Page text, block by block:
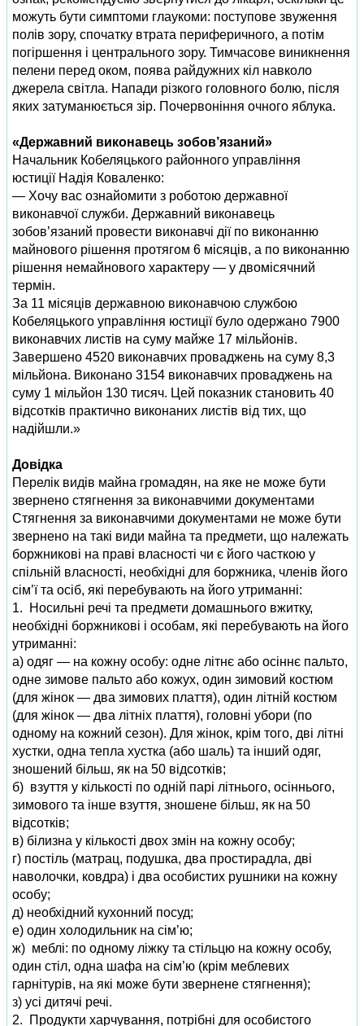
можуть бути симптоми глаукоми: поступове звуження
полів зору, спочатку втрата периферичного, а потім
погіршення і центрального зору. Тимчасове виникнення
пелени перед оком, поява райдужних кіл навколо
джерела світла. Напади різкого головного болю, після
яких затуманюється зір. Почервоніння очного яблука.
«Державний виконавець зобов’язаний»
Начальник Кобеляцького районного управління
юстиції Надія Коваленко:
— Хочу вас ознайомити з роботою державної
виконавчої служби. Державний виконавець
зобов’язаний провести виконавчі дії по виконанню
майнового рішення протягом 6 місяців, а по виконанню
рішення немайнового характеру — у двомісячний
термін.
За 11 місяців державною виконавчою службою
Кобеляцького управління юстиції було одержано 7900
виконавчих листів на суму майже 17 мільйонів.
Завершено 4520 виконавчих проваджень на суму 8,3
мільйона. Виконано 3154 виконавчих проваджень на
суму 1 мільйон 130 тисяч. Цей показник становить 40
відсотків практично виконаних листів від тих, що
надійшли.»
Довідка
Перелік видів майна громадян, на яке не може бути
звернено стягнення за виконавчими документами
Стягнення за виконавчими документами не може бути
звернено на такі види майна та предмети, що належать
боржникові на праві власності чи є його часткою у
спільній власності, необхідні для боржника, членів його
сім’ї та осіб, які перебувають на його утриманні:
1. Носильні речі та предмети домашнього вжитку,
необхідні боржникові і особам, які перебувають на його
утриманні:
а) одяг — на кожну особу: одне літнє або осіннє пальто,
одне зимове пальто або кожух, один зимовий костюм
(для жінок — два зимових плаття), один літній костюм
(для жінок — два літніх плаття), головні убори (по
одному на кожний сезон). Для жінок, крім того, дві літні
хустки, одна тепла хустка (або шаль) та інший одяг,
зношений більш, як на 50 відсотків;
б) взуття у кількості по одній парі літнього, осіннього,
зимового та інше взуття, зношене більш, як на 50
відсотків;
в) білизна у кількості двох змін на кожну особу;
г) постіль (матрац, подушка, два простирадла, дві
наволочки, ковдра) і два особистих рушники на кожну
особу;
д) необхідний кухонний посуд;
е) один холодильник на сім’ю;
ж) меблі: по одному ліжку та стільцю на кожну особу,
один стіл, одна шафа на сім’ю (крім меблевих
гарнітурів, на які може бути звернене стягнення);
з) усі дитячі речі.
2. Продукти харчування, потрібні для особистого